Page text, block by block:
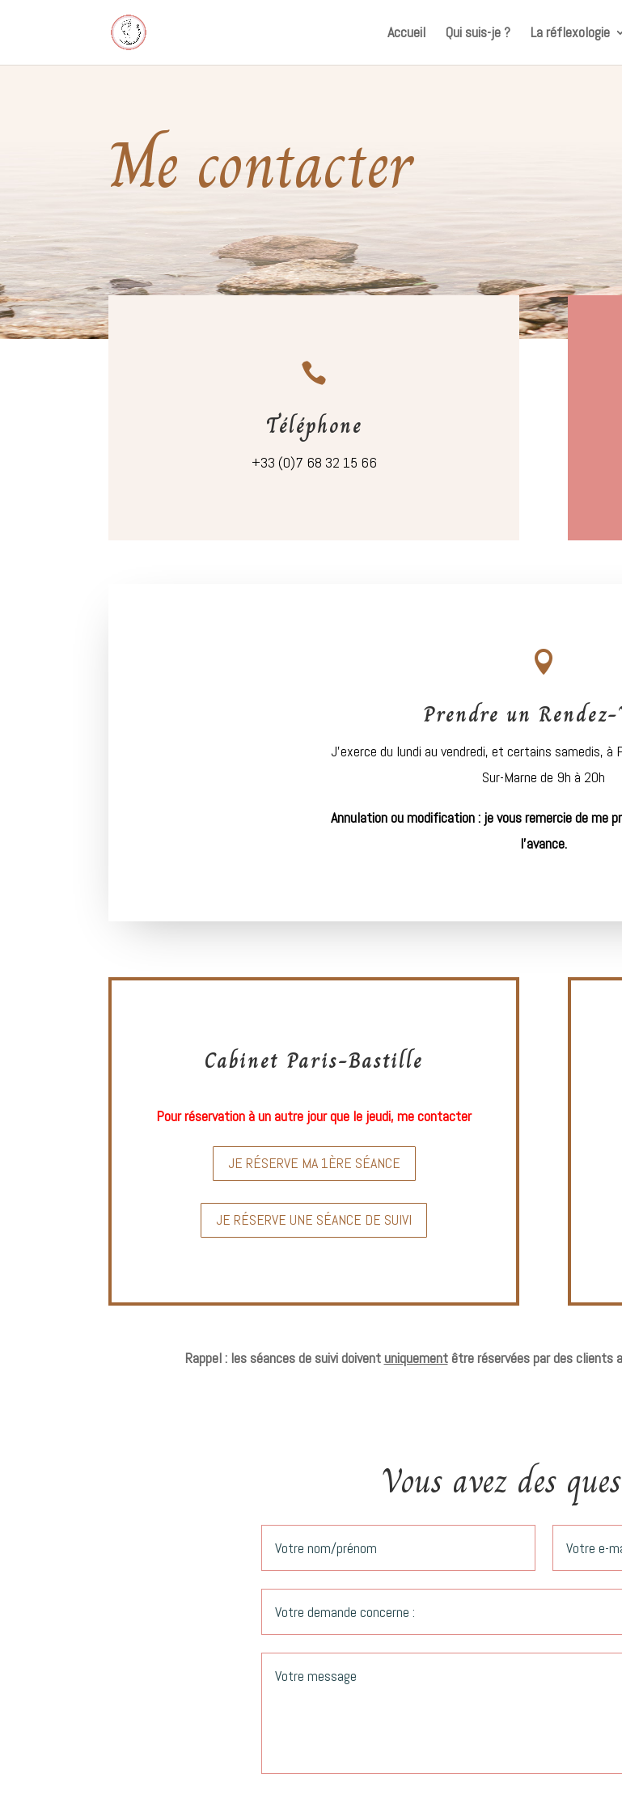
Accueil Qui suis-je ? La réflexologie
Me contacter

Téléphone
+33 (0)7 68 32 15 66

Prendre un Rendez-
J’exerce du lundi au vendredi, et certains samedis,
Sur-Marne de 9h à 20h
Annulation ou modification : je vous remercie de me
l’avance.
Cabinet Paris-Bastille
Pour réservation à un autre jour que le jeudi, me contacter
JE RÉSERVE MA 1ÈRE SÉANCE
JE RÉSERVE UNE SÉANCE DE SUIVI
Rappel : les séances de suivi doivent uniquementêtre réservées par des clients
Vous avez des